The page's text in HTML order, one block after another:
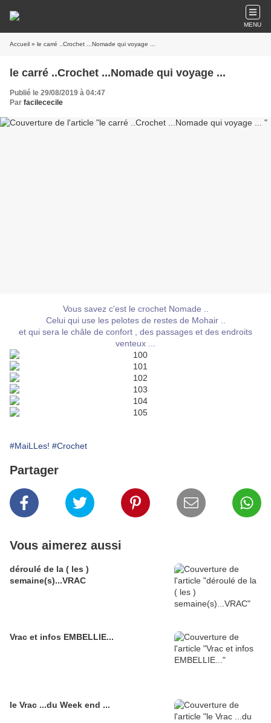
MENU
Accueil » le carré ..Crochet ...Nomade qui voyage ...
le carré ..Crochet ...Nomade qui voyage ...
Publié le 29/08/2019 à 04:47
Par facilececile
Vous savez c'est le crochet Nomade ..
Celui qui use les pelotes de restes de Mohair ..
et qui sera le châle de confort , des passages et des endroits
venteux ...
#MaiLLes! #Crochet
Partager
Vous aimerez aussi
déroulé de la ( les )
semaine(s)...VRAC
Vrac et infos EMBELLIE...
le Vrac ...du Week end ...